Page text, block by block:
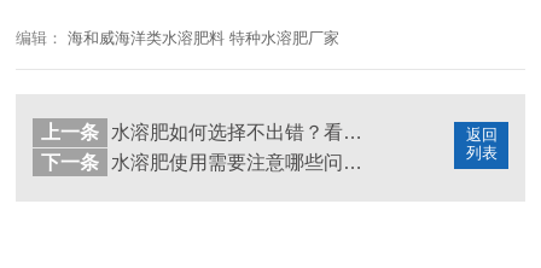
编辑：海和威海洋类水溶肥料 特种水溶肥厂家
返回
列表
上一条
水溶肥如何选择不出错？看完这篇就够了
下一条
水溶肥使用需要注意哪些问题？